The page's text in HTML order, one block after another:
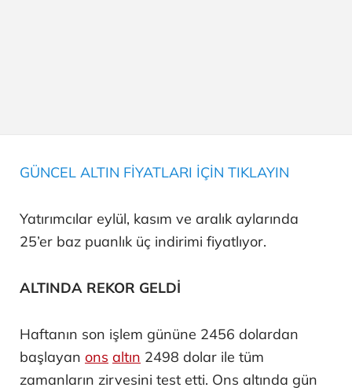
GÜNCEL ALTIN FİYATLARI İÇİN TIKLAYIN
Yatırımcılar eylül, kasım ve aralık aylarında
25’er baz puanlık üç indirimi fiyatlıyor.
ALTINDA REKOR GELDİ
Haftanın son işlem gününe 2456 dolardan
başlayan ons altın 2498 dolar ile tüm
zamanların zirvesini test etti. Ons altında gün